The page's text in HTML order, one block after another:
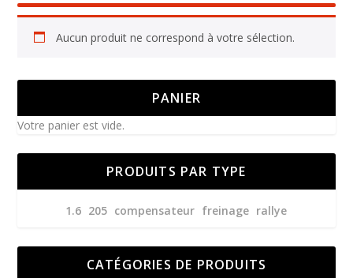
Aucun produit ne correspond à votre sélection.
PANIER
Votre panier est vide.
PRODUITS PAR TYPE
1.6 205 compensateur freinage rallye
CATÉGORIES DE PRODUITS